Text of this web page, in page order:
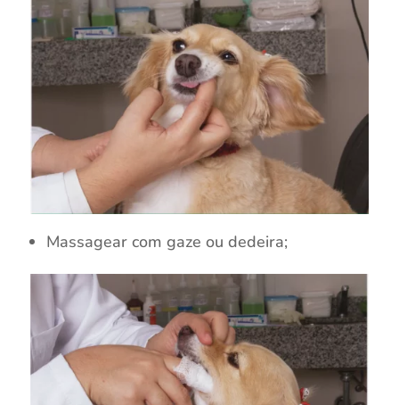
Massagear com gaze ou dedeira;